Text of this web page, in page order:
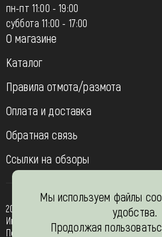
пн-пт 11:00 - 19:00
суббота 11:00 - 17:00
О магазине
Каталог
Правила отмота/размота
Оплата и доставка
Обратная связь
Ссылки на обзоры
2013-2026
Интернет- магазин “Вязь-шоп”
Политика конфиденциальности
Мы используем файлы
удобства.
Продолжая